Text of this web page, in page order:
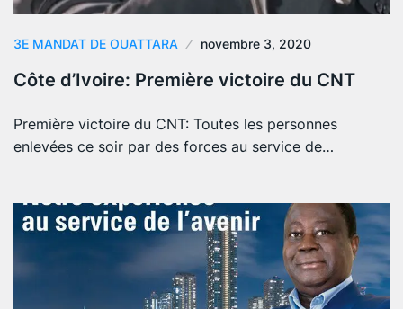
3E MANDAT DE OUATTARA novembre 3, 2020
Côte d’Ivoire: Première victoire du CNT
Première victoire du CNT: Toutes les personnes
enlevées ce soir par des forces au service de…